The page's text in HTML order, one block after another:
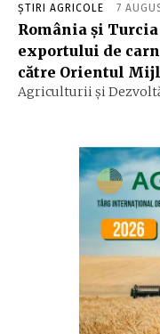
ȘTIRI AGRICOLE 7
România și
exportului de
către Orientul
Agriculturii și